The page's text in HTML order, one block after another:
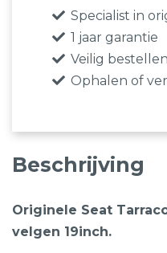
Specialist in
1 jaar garantie
Veilig
Ophalen of
Beschrijving
Originele Seat
velgen 19inch.